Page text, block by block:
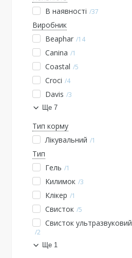
В наявності 37
Виробник
Beaphar 14
Canina 1
Coastal 5
Croci 4
Davis 3
Ще 7
Тип корму
Лікувальний
1
Тип
Гель
1
Килимок 3
Клікер 1
Свисток 5
Свисток ультразвуковий
2
Ще 1